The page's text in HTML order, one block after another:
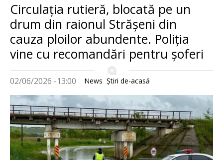
Circulația rutieră, blocată pe un
drum din raionul Strășeni din
cauza ploilor abundente. Poliția
vine cu recomandări pentru șoferi
02/06/2026 -13:00 News Știri de-acasă
Imagine